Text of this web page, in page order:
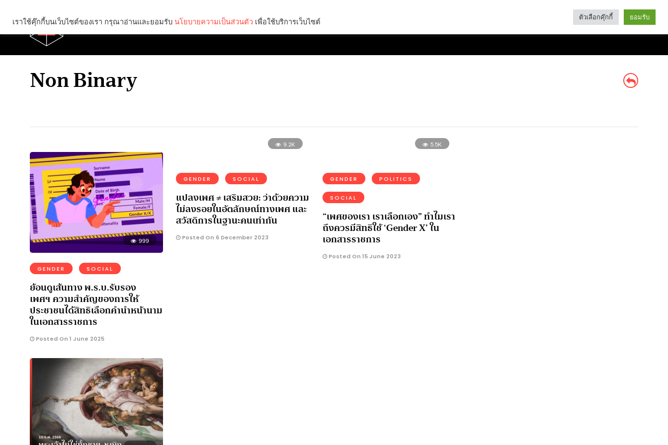
Categories
Non Binary
999
GENDER SOCIAL
ย้อนดูเส้นทาง พ.ร.บ.รับรอง
เพศฯ ความสำคัญของการให้
ประชาชนได้สิทธิเลือกคำนำหน้านาม
ในเอกสารราชการ
Posted On 1 June 2025
9.2K
GENDER SOCIAL
แปลงเพศ ≠ เสริมสวย: ว่าด้วยความ
ไม่ลงรอยในอัตลักษณ์ทางเพศ และ
สวัสดิการในฐานะคนเท่ากัน
Posted On 6 December 2023
5.5K
GENDER POLITICS
SOCIAL
“เพศของเรา เราเลือกเอง” ทำไมเรา
ถึงควรมีสิทธิใช้ ‘Gender X’ ใน
เอกสารราชการ
Posted On 15 June 2023
เราใช้คุ๊กกี้บนเว็บไซต์ของเรา กรุณาอ่านและยอมรับ นโยบายความเป็นส่วนตัว เพื่อใช้บริการเว็บไซต์ ตัวเลือกคุ๊กกี้ ยอมรับ